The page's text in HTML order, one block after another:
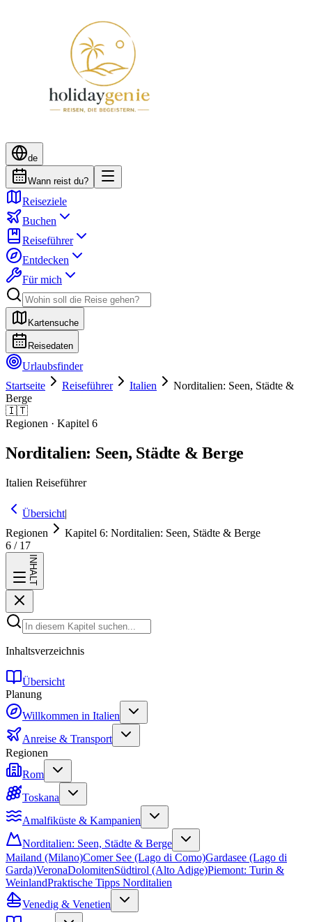
de
Wann reist du?
Reiseziele
Buchen
Reiseführer
Entdecken
Für mich
Kartensuche
Reisedaten
Urlaubsfinder
Startseite
Reiseführer Italien
Norditalien: Seen, Städte &
Berge
🇮🇹
Regionen · Kapitel 6
Norditalien: Seen, Städte & Berge
Italien Reiseführer
Übersicht|
Regionen
Kapitel 6: Norditalien: Seen, Städte & Berge
6 / 17
INHALT
Inhaltsverzeichnis
Übersicht
Planung
Willkommen in Italien
Anreise & Transport
Regionen
Rom
Toskana
Amalfiküste & Kampanien
Norditalien: Seen, Städte & Berge
Mailand (Milano)Comer See (Lago di Como)Gardasee (Lago di
Garda)VeronaDolomitenSüdtirol (Alto Adige)Piemont: Turin &
WeinlandPraktische Tipps Norditalien
Venedig & Venetien